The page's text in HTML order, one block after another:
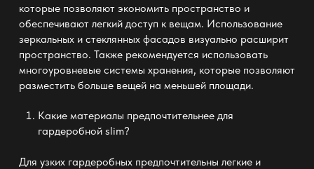
которые позволяют экономить пространство и
обеспечивают легкий доступ к вещам. Использование
зеркальных и стеклянных фасадов визуально расширит
пространство. Также рекомендуется использовать
многоуровневые системы хранения, которые позволяют
разместить больше вещей на меньшей площади.
Какие материалы предпочтительнее для
гардеробной slim?
Для узких гардеробных предпочтительны легкие и